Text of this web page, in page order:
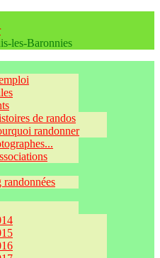
les-Baronnies
de randos
randonner
randonnées